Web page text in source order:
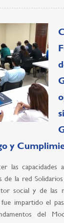
y
las capacidades
de la red
social y de las
fue impartido el
del